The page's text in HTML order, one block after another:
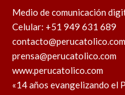
Medio de comunicación
Celular: +51 949 631 689
contacto@perucatolico.com
prensa@perucatolico.com
www.perucatolico.com
«14 años evangelizando el